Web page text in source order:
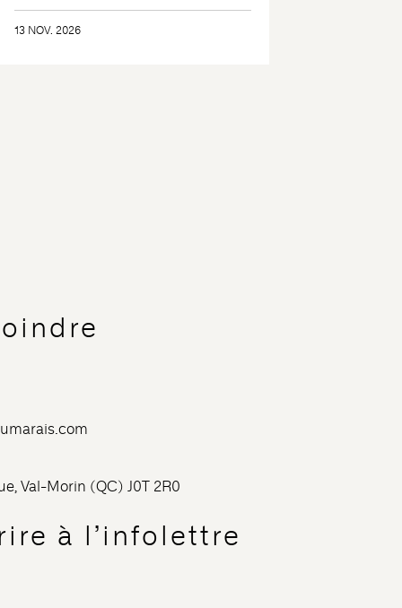
13 NOV. 2026
Val-Morin (QC) J0T 2R0
à l’infolettre